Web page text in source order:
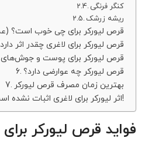
کنگر فرنگی
ریشه زرشک
قرص لیورکر برای چی خوب است؟
قرص لیورکر برای لاغری چقدر اثر
قرص لیورکر برای پوست و جوش‌های
قرص لیورکر چه عوارضی دارد؟
بهترین زمان مصرف قرص لیورکر
اثر لیورکر برای لاغری اثبات نشده است!
فواید قرص لیورکر